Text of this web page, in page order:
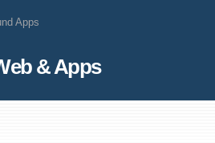
Apps
& Apps